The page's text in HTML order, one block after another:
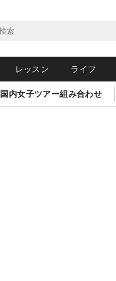
レッスン ライフ
国内女子ツアー組み合わせ